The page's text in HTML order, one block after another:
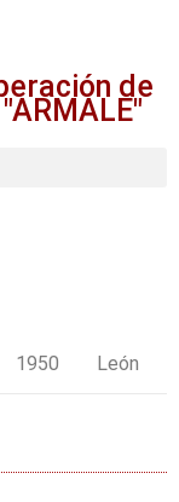
de
1950 León